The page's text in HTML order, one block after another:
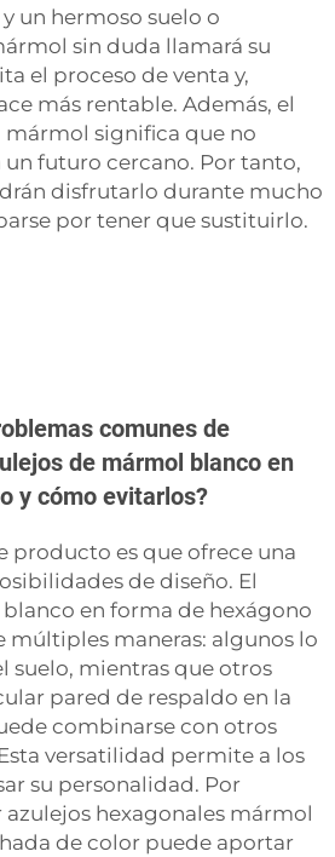
un hermoso suelo o
sin duda llamará su
el proceso de venta y,
más rentable. Además, el
mármol significa que no
un futuro cercano. Por tanto,
disfrutarlo durante mucho
por tener que sustituirlo.
comunes de
de mármol blanco en
y cómo evitarlos?
producto es que ofrece una
de diseño. El
en forma de hexágono
múltiples maneras: algunos lo
suelo, mientras que otros
pared de respaldo en la
combinarse con otros
versatilidad permite a los
su personalidad. Por
hexagonales mármol
de color puede aportar